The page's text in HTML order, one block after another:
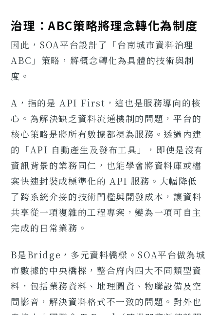
治理：ABC策略將理念轉化為制度
因此，SOA平台設計了「台南城市資料治理
ABC」策略，將概念轉化為具體的技術與制
度。
A，指的是 API First，這也是服務導向的核
心。為解決缺乏資料流通機制的問題，平台的
核心策略是將所有數據都視為服務。透過內建
的「API 自動產生及發布工具」，即使是沒有
資訊背景的業務同仁，也能學會將資料庫或檔
案快速封裝成標準化的 API 服務。大幅降低
了跨系統介接的技術門檻與開發成本，讓資料
共享從一項複雜的工程專案，變為一項可自主
完成的日常業務。
B是Bridge，多元資料橋樑。SOA平台做為城
市數據的中央橋樑，整合府內四大不同類型資
料，包括業務資料、地理圖資、物聯設備及空
間影音，解決資料格式不一致的問題。對外也